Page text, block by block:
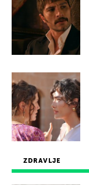
ZDRAVLJE